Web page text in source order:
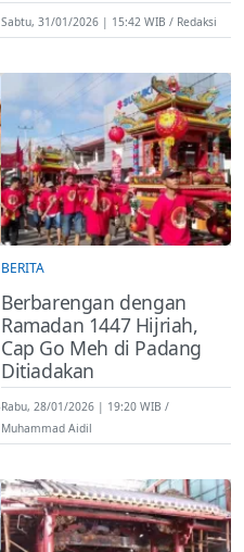
Sabtu, 31/01/2026 | 15:42 WIB Redaksi
BERITA
Berbarengan dengan
Ramadan 1447 Hijriah,
Cap Go Meh di Padang
Ditiadakan
Rabu, 28/01/2026 | 19:20 WIB
Muhammad Aidil